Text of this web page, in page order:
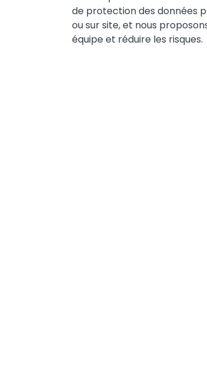
de protection des données
ou sur site, et nous
équipe et réduire les risques.​